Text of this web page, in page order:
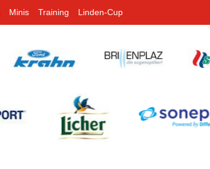
Minis Training Linden-Cup